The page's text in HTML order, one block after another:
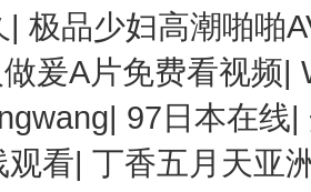
| 极品少妇高潮啪啪
爰A片免费看视频|
| 97日本在线|
观看|丁香五月天亚